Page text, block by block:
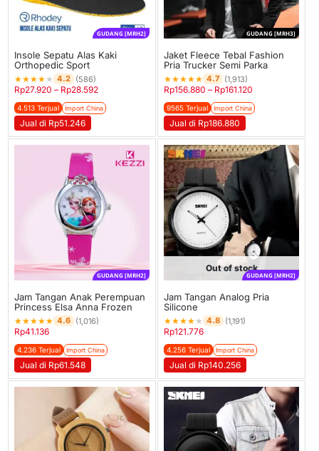
GUDANG [MRH2]
Insole Sepatu Alas Kaki
Orthopedic Sport
★★★★ ★ 4.2 (586)
Rp27.920 – Rp28.592
4.513 Terjual Import China
Jual di Rp51.246
GUDANG [MRH3]
Jaket Fleece Tebal Fashion
Pria Trucker Semi Parka
★★★★★ 4.7 (1,913)
Rp156.880 – Rp161.120
9565 Terjual Import China
Jual di Rp186.880
GUDANG [MRH2]
Jam Tangan Anak Perempuan
Princess Elsa Anna Frozen
★★★★★ 4.6 (1,016)
Rp41.136
4.236 Terjual Import China
Jual di Rp61.548
Out of stock
GUDANG [MRH2]
Jam Tangan Analog Pria
Silicone
★★★★ ★ 4.8 (1,191)
Rp121.776
4.256 Terjual Import China
Jual di Rp140.256